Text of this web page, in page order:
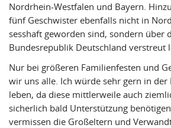
Nordrhein-Westfalen und Bayern.
fünf Geschwister ebenfalls nicht in
sesshaft geworden sind, sondern über
Bundesrepublik Deutschland verstreut
Nur bei größeren Familienfesten und
wir uns alle. Ich würde sehr gern in der
leben, da diese mittlerweile auch
sicherlich bald Unterstützung
vermissen die Großeltern und